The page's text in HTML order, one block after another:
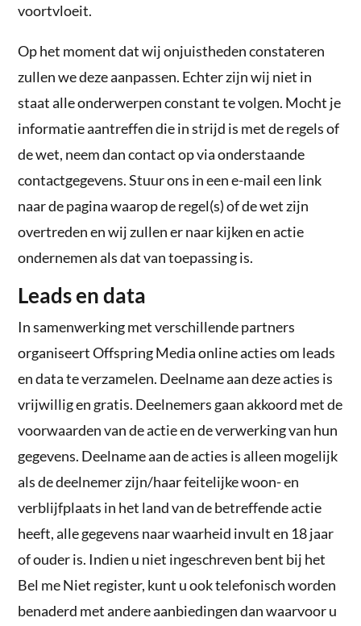
voortvloeit.
Op het moment dat wij onjuistheden constateren
zullen we deze aanpassen. Echter zijn wij niet in
staat alle onderwerpen constant te volgen. Mocht je
informatie aantreffen die in strijd is met de regels of
de wet, neem dan contact op via onderstaande
contactgegevens. Stuur ons in een e-mail een link
naar de pagina waarop de regel(s) of de wet zijn
overtreden en wij zullen er naar kijken en actie
ondernemen als dat van toepassing is.
Leads en data
In samenwerking met verschillende partners
organiseert Offspring Media online acties om leads
en data te verzamelen. Deelname aan deze acties is
vrijwillig en gratis. Deelnemers gaan akkoord met de
voorwaarden van de actie en de verwerking van hun
gegevens. Deelname aan de acties is alleen mogelijk
als de deelnemer zijn/haar feitelijke woon- en
verblijfplaats in het land van de betreffende actie
heeft, alle gegevens naar waarheid invult en 18 jaar
of ouder is. Indien u niet ingeschreven bent bij het
Bel me Niet register, kunt u ook telefonisch worden
benaderd met andere aanbiedingen dan waarvoor u